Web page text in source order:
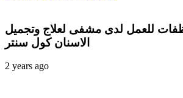
للعمل لدى مشفى لعلاج وتجميل
الاسنان كول سنتر
2 years ago